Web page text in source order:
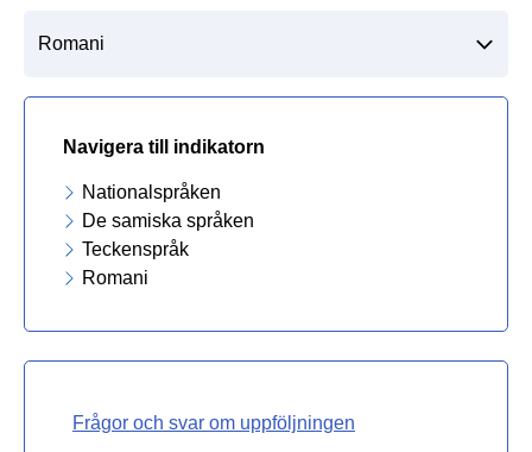
Romani
Navigera till indikatorn
Nationalspråken
De samiska språken
Teckenspråk
Romani
Frågor och svar om uppföljningen